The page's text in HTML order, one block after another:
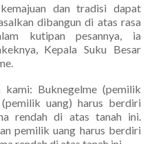
dan tradisi dapat
dibangun di atas rasa
kutipan pesannya, ia
Kepala Suku Besar
Buknegelme (pemilik
uang) harus berdiri
rendah di atas tanah ini.
pemilik uang harus berdiri